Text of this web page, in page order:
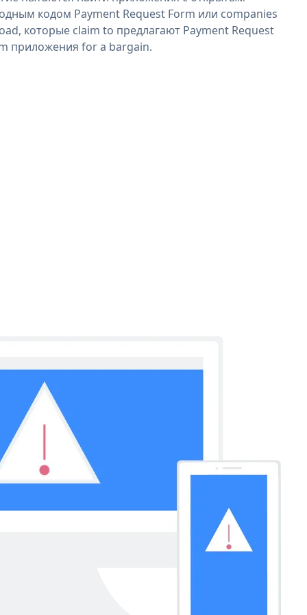
кодом Payment Request Form или companies
которые claim to предлагают Payment Request
приложения for a bargain.